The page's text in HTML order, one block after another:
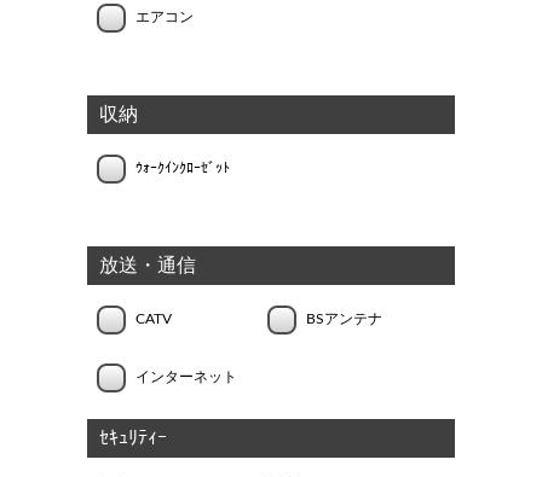
エアコン
収納
ｳｫｰｸｲﾝｸﾛｰｾﾞｯﾄ
放送・通信
CATV BSアンテナ
インターネット
ｾｷｭﾘﾃｨｰ